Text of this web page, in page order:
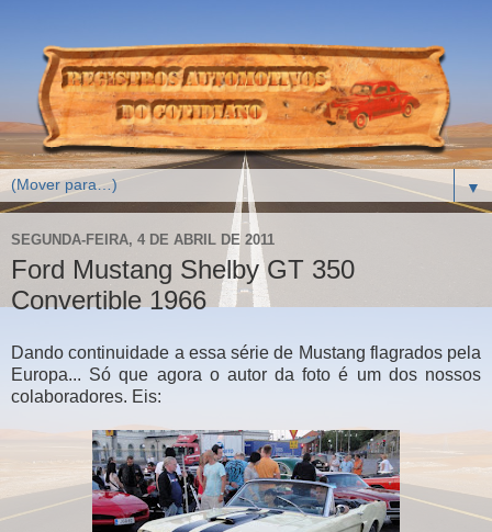
▼
SEGUNDA-FEIRA, 4 DE ABRIL DE 2011
Ford Mustang Shelby GT 350
Convertible 1966
Dando continuidade a essa série de Mustang flagrados pela
Europa... Só que agora o autor da foto é um dos nossos
colaboradores. Eis: